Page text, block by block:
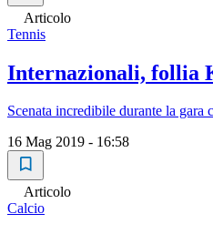
Articolo
Tennis
Internazionali, follia
Scenata incredibile durante la
16 Mag 2019 - 16:58
Articolo
Calcio